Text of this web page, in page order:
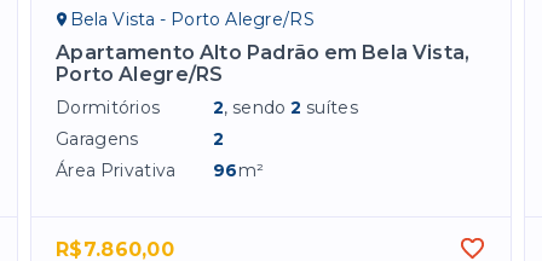
Bela Vista - Porto Alegre/RS
Apartamento Alto Padrão em Bela Vista,
Porto Alegre/RS
Dormitórios 2, sendo2 suítes
Garagens
2
Área Privativa
96m²
R$7.860,00